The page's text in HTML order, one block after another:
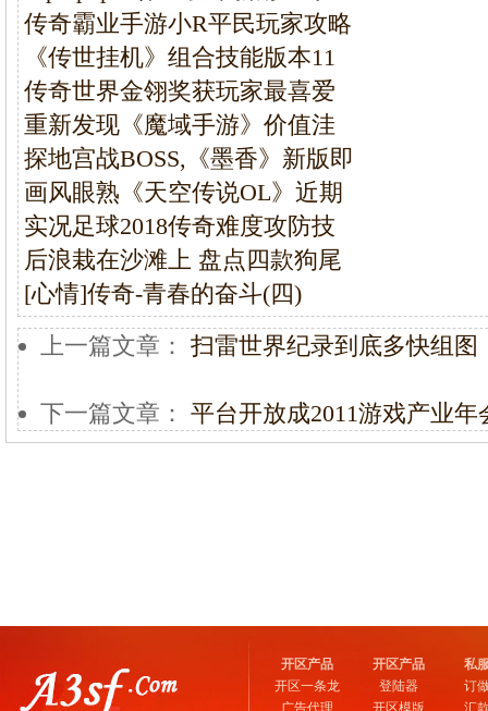
传奇霸业手游小R平民玩家攻略
《传世挂机》组合技能版本11
传奇世界金翎奖获玩家最喜爱
重新发现《魔域手游》价值洼
探地宫战BOSS,《墨香》新版即
画风眼熟《天空传说OL》近期
实况足球2018传奇难度攻防技
后浪栽在沙滩上 盘点四款狗尾
[心情]传奇-青春的奋斗(四)
上一篇文章： 扫雷世界纪录到底多快组图
下一篇文章： 平台开放成2011游戏产业
开区产品
开区一条龙
广告代理
开区产品
登陆器
开区模版
私
订
汇